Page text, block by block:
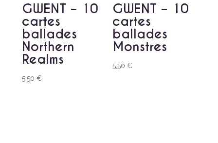
GWENT – 10
cartes
ballades
Northern
Realms
5,50 €
GWENT – 10
cartes
ballades
Monstres
5,50€